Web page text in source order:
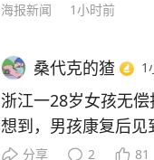
海报新闻 1小时前
桑代克的猹 1
浙江一28岁女孩无
想到，男孩康复后见
长大后一定要保护你！” 浙江杭州富阳的姑娘许艾菲，
分享 2 81